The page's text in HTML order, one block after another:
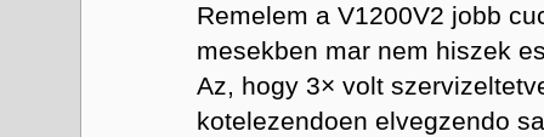
Remelem a V1200V2 jobb
mesekben mar nem hiszek
Az, hogy 3× volt
kotelezendoen elvegzendo